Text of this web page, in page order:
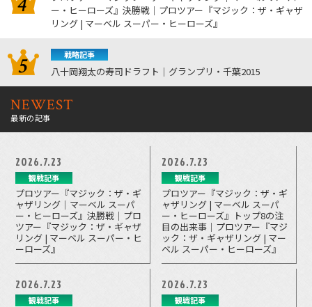
ー・ヒーローズ』決勝戦｜プロツアー『マジック：ザ・ギャザ
リング | マーベル スーパー・ヒーローズ』
戦略記事
八十岡翔太の寿司ドラフト｜グランプリ・千葉2015
NEWEST
最新の記事
2026.7.23
観戦記事
プロツアー『マジック：ザ・ギ
ャザリング｜マーベル スーパ
ー・ヒーローズ』決勝戦｜プロ
ツアー『マジック：ザ・ギャザ
リング | マーベル スーパー・ヒ
ーローズ』
2026.7.23
観戦記事
プロツアー『マジック：ザ・ギ
ャザリング | マーベル スーパ
ー・ヒーローズ』トップ8の注
目の出来事｜プロツアー『マジ
ック：ザ・ギャザリング | マー
ベル スーパー・ヒーローズ』
2026.7.23
観戦記事
2026.7.23
観戦記事